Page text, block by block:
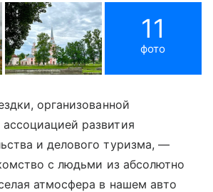
11
фото
организованной
развития
и делового туризма, —
с людьми из абсолютно
атмосфера в нашем авто